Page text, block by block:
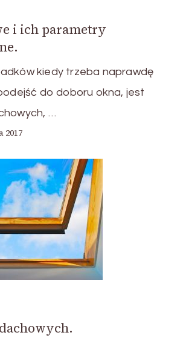
i ich parametry
kiedy trzeba naprawdę
do doboru okna, jest
…
2017